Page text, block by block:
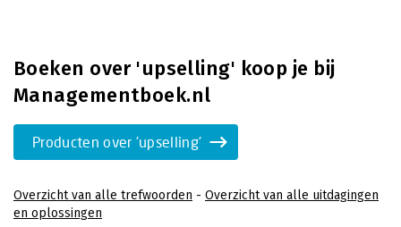
Boeken over 'upselling' koop je bij
Managementboek.nl
Producten over 'upselling'
Overzicht van alle trefwoorden - Overzicht van alle uitdagingen
en oplossingen